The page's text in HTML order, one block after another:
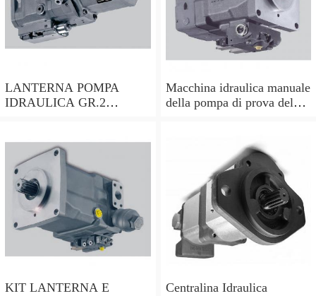
LANTERNA POMPA
IDRAULICA GR.2
HONDA ecc
Macchina idraulica manuale
della pompa di prova del
KIT LANTERNA E
Centralina Idraulica